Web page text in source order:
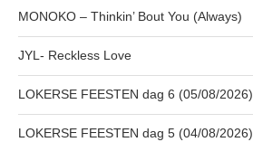
MONOKO – Thinkin’ Bout You (Always)
JYL- Reckless Love
LOKERSE FEESTEN dag 6 (05/08/2026)
LOKERSE FEESTEN dag 5 (04/08/2026)